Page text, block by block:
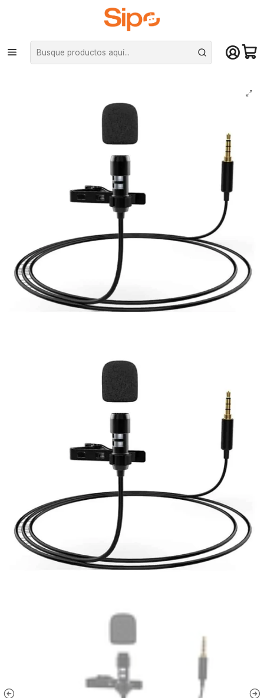
¡Compra hasta mediodía y recibe hoy! De lunes a sábado en el gran
Santiago. Envío gratis desde $29.990
Inicio Audio y música Micrófonos
Micrófono Lavalier Fifine para iPhone/Android - C2